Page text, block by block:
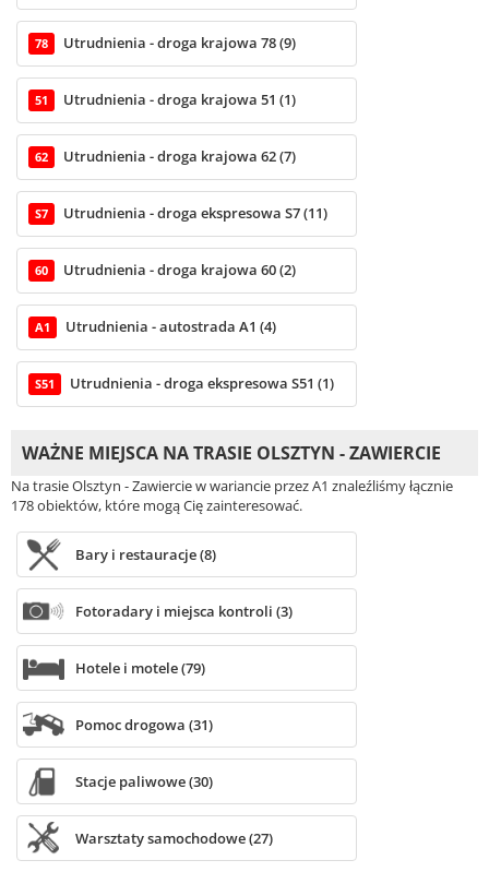
78 Utrudnienia - droga krajowa 78 (9)
51 Utrudnienia - droga krajowa 51 (1)
62 Utrudnienia - droga krajowa 62 (7)
S7 Utrudnienia - droga ekspresowa S7 (11)
60 Utrudnienia - droga krajowa 60 (2)
A1 Utrudnienia - autostrada A1 (4)
S51 Utrudnienia - droga ekspresowa S51 (1)
WAŻNE MIEJSCA NA TRASIE OLSZTYN - ZAWIERCIE
Na trasie Olsztyn - Zawiercie w wariancie przez A1 znaleźliśmy łącznie
178 obiektów, które mogą Cię zainteresować.
Bary i restauracje (8)
Fotoradary i miejsca kontroli (3)
Hotele i motele (79)
Pomoc drogowa (31)
Stacje paliwowe (30)
Warsztaty samochodowe (27)